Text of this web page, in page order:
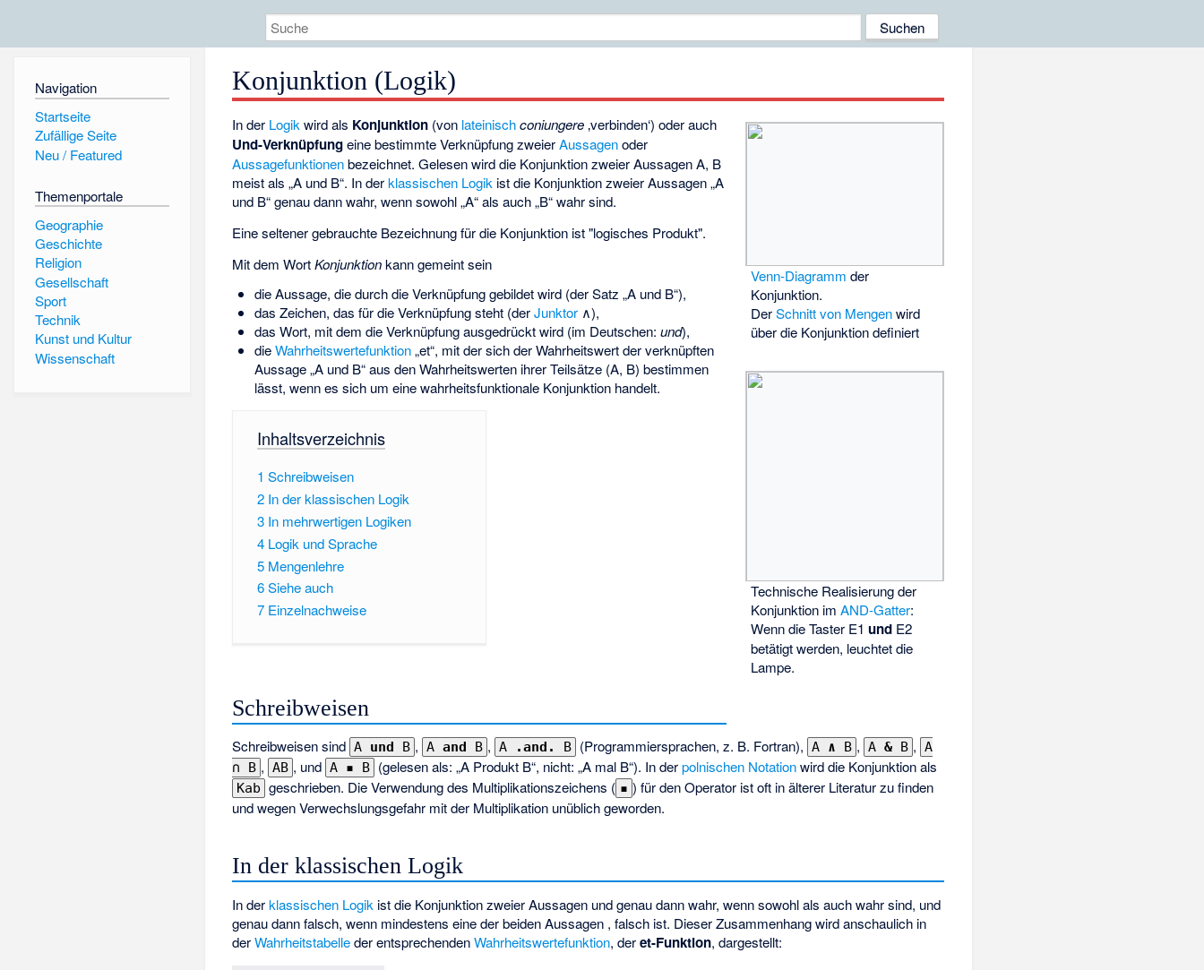
Navigation
Startseite
Zufällige Seite
Neu / Featured
Themenportale
Geographie
Geschichte
Religion
Gesellschaft
Sport
Technik
Kunst und Kultur
Wissenschaft
Konjunktion (Logik)
Venn-Diagramm der
Konjunktion.
DerSchnitt von Mengenwird
über die Konjunktion definiert
Technische Realisierung der
Konjunktion imAND-Gatter:
Wenn die Taster E1und E2
betätigt werden, leuchtet die
Lampe.
In der Logikwird als Konjunktion (von lateinisch coniungere ‚verbinden‘) oder auch
Und-Verknüpfungeine bestimmte Verknüpfung zweierAussagenoder
Aussagefunktionenbezeichnet. Gelesen wird die Konjunktion zweier Aussagen A, B
meist als „A und B“. In derklassischen Logik ist die Konjunktion zweier Aussagen „A
und B“ genau dann wahr, wenn sowohl „A“ als auch „B“ wahr sind.
Eine seltener gebrauchte Bezeichnung für die Konjunktion ist "logisches Produkt".
Mit dem WortKonjunktionkann gemeint sein
die Aussage, die durch die Verknüpfung gebildet wird (der Satz „A und B“),
das Zeichen, das für die Verknüpfung steht (derJunktor∧),
das Wort, mit dem die Verknüpfung ausgedrückt wird (im Deutschen: und),
dieWahrheitswertefunktion„et“, mit der sich der Wahrheitswert der verknüpften
Aussage „A und B“ aus den Wahrheitswerten ihrer Teilsätze (A, B) bestimmen
lässt, wenn es sich um eine wahrheitsfunktionale Konjunktion handelt.
Inhaltsverzeichnis
1 Schreibweisen
2 In der klassischen Logik
3 In mehrwertigen Logiken
4 Logik und Sprache
5 Mengenlehre
6Siehe auch
7 Einzelnachweise
Schreibweisen
Schreibweisen sind A und B , Aand B , A .and. B (Programmiersprachen, z. B. Fortran), A ∧ B , A& B , A
∩ B , AB , und A ▪ B (gelesen als: „A Produkt B“, nicht: „A mal B“). In derpolnischen Notationwird die Konjunktion als
Kab geschrieben. Die Verwendung des Multiplikationszeichens ( ▪ ) für den Operator ist oft in älterer Literatur zu finden
und wegen Verwechslungsgefahr mit der Multiplikation unüblich geworden.
In der klassischen Logik
In derklassischen Logik ist die Konjunktion zweier Aussagen undgenau dann wahr, wenn sowohlals auchwahr sind, und
genau dann falsch, wenn mindestens eine der beiden Aussagen ,falsch ist. Dieser Zusammenhang wird anschaulich in
derWahrheitstabelleder entsprechendenWahrheitswertefunktion, deret-Funktion, dargestellt: